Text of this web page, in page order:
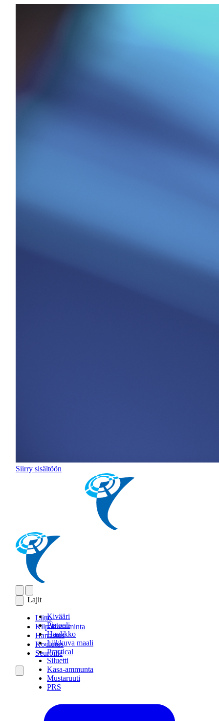
Siirry sisältöön
Lajit
Kivääri
Pistooli
Haulikko
Liikkuva maali
Practical
Siluetti
Kasa-ammunta
Mustaruuti
PRS
Liitto
Kilpailutoiminta
Harrastus
Koulutus
Seuroille